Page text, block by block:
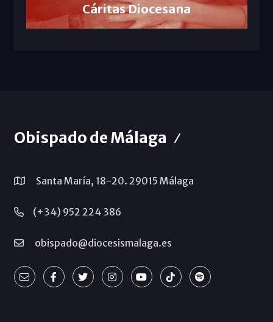
Cáritas Diocesana
Obispado de Málaga
Santa María, 18-20. 29015 Málaga
(+34) 952 224 386
obispado@diocesismalaga.es